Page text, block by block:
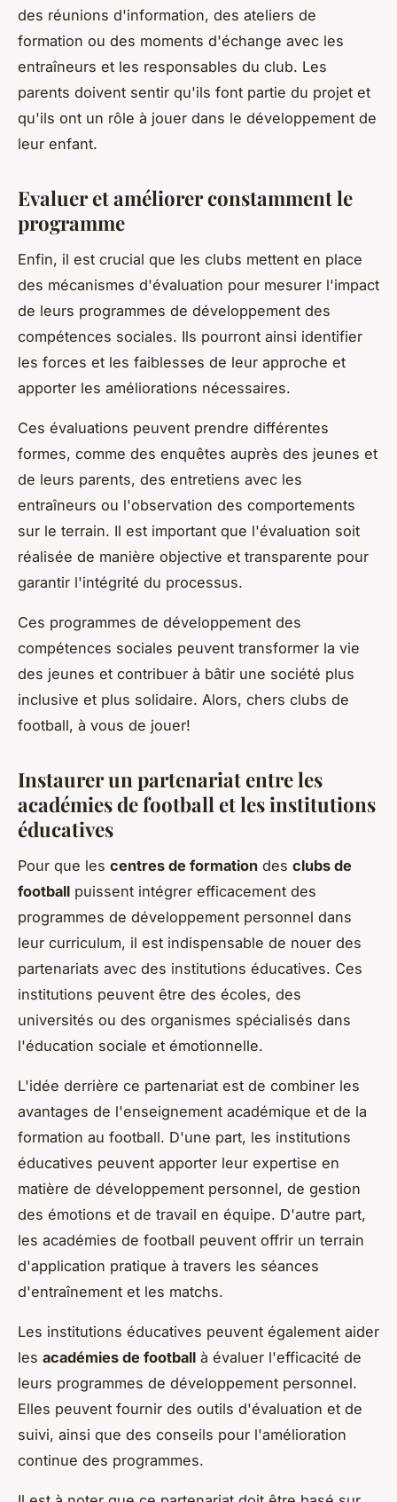
des réunions d'information, des ateliers de
formation ou des moments d'échange avec les
entraîneurs et les responsables du club. Les
parents doivent sentir qu'ils font partie du projet et
qu'ils ont un rôle à jouer dans le développement de
leur enfant.
Evaluer et améliorer constamment le
programme
Enfin, il est crucial que les clubs mettent en place
des mécanismes d'évaluation pour mesurer l'impact
de leurs programmes de développement des
compétences sociales. Ils pourront ainsi identifier
les forces et les faiblesses de leur approche et
apporter les améliorations nécessaires.
Ces évaluations peuvent prendre différentes
formes, comme des enquêtes auprès des jeunes et
de leurs parents, des entretiens avec les
entraîneurs ou l'observation des comportements
sur le terrain. Il est important que l'évaluation soit
réalisée de manière objective et transparente pour
garantir l'intégrité du processus.
Ces programmes de développement des
compétences sociales peuvent transformer la vie
des jeunes et contribuer à bâtir une société plus
inclusive et plus solidaire. Alors, chers clubs de
football, à vous de jouer!
Instaurer un partenariat entre les
académies de football et les institutions
éducatives
Pour que les centres de formation des clubs de
football puissent intégrer efficacement des
programmes de développement personnel dans
leur curriculum, il est indispensable de nouer des
partenariats avec des institutions éducatives. Ces
institutions peuvent être des écoles, des
universités ou des organismes spécialisés dans
l'éducation sociale et émotionnelle.
L'idée derrière ce partenariat est de combiner les
avantages de l'enseignement académique et de la
formation au football. D'une part, les institutions
éducatives peuvent apporter leur expertise en
matière de développement personnel, de gestion
des émotions et de travail en équipe. D'autre part,
les académies de football peuvent offrir un terrain
d'application pratique à travers les séances
d'entraînement et les matchs.
Les institutions éducatives peuvent également aider
les académies de football à évaluer l'efficacité de
leurs programmes de développement personnel.
Elles peuvent fournir des outils d'évaluation et de
suivi, ainsi que des conseils pour l'amélioration
continue des programmes.